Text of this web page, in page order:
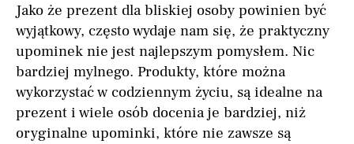
Jako że prezent dla bliskiej osoby powinien być
wyjątkowy, często wydaje nam się, że praktyczny
upominek nie jest najlepszym pomysłem. Nic
bardziej mylnego. Produkty, które można
wykorzystać w codziennym życiu, są idealne na
prezent i wiele osób docenia je bardziej, niż
oryginalne upominki, które nie zawsze są